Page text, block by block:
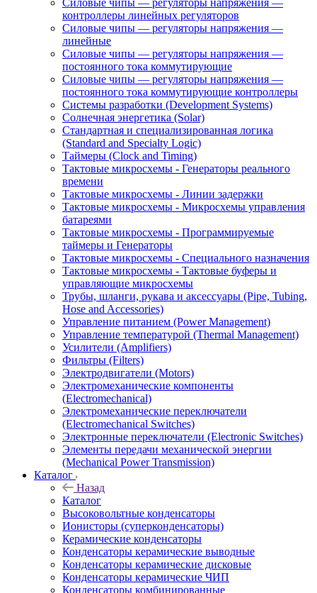
Силовые чипы — регуляторы напряжения —
контроллеры линейных регуляторов
Силовые чипы — регуляторы напряжения —
линейные
Силовые чипы — регуляторы напряжения —
постоянного тока коммутирующие
Силовые чипы — регуляторы напряжения —
постоянного тока коммутирующие контроллеры
Системы разработки (Development Systems)
Солнечная энергетика (Solar)
Стандартная и специализированная логика
(Standard and Specialty Logic)
Таймеры (Clock and Timing)
Тактовые микросхемы - Генераторы реального
времени
Тактовые микросхемы - Линии задержки
Тактовые микросхемы - Микросхемы управления
батареями
Тактовые микросхемы - Программируемые
таймеры и Генераторы
Тактовые микросхемы - Специального назначения
Тактовые микросхемы - Тактовые буферы и
управляющие микросхемы
Трубы, шланги, рукава и аксессуары (Pipe, Tubing,
Hose and Accessories)
Управление питанием (Power Management)
Управление температурой (Thermal Management)
Усилители (Amplifiers)
Фильтры (Filters)
Электродвигатели (Motors)
Электромеханические компоненты
(Electromechanical)
Электромеханические переключатели
(Electromechanical Switches)
Электронные переключатели (Electronic Switches)
Элементы передачи механической энергии
(Mechanical Power Transmission)
Каталог
Назад
Каталог
Высоковольтные конденсаторы
Ионисторы (суперконденсаторы)
Керамические конденсаторы
Конденсаторы керамические выводные
Конденсаторы керамические дисковые
Конденсаторы керамические ЧИП
Конденсаторы комбинированные